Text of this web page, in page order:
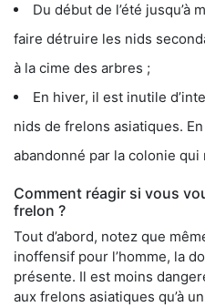
Du début de l’été
faire détruire les nids
à la cime des arbres ;
En hiver, il est inutile
nids de frelons asiatiques.
abandonné par la colonie qui
Comment réagir si vous
frelon ?
Tout d’abord, notez que
inoffensif pour l’homme, la
présente. Il est moins
aux frelons asiatiques qu’à